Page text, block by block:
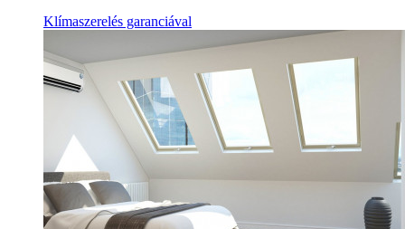
Klímaszerelés garanciával